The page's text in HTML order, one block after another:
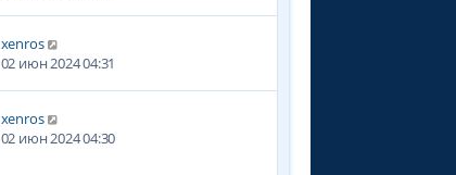
xenros
02 июн 2024 04:31
xenros
02 июн 2024 04:30